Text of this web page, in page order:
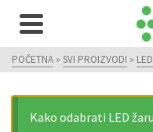
POČETNA » SVI PROIZVODI »
Kako odabrati LED